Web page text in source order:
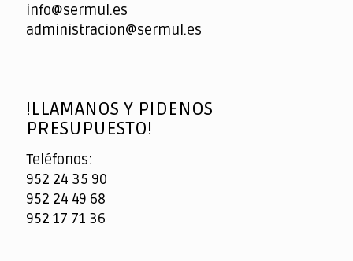
info@sermul.es
administracion@sermul.es
!LLAMANOS Y PIDENOS
PRESUPUESTO!
Teléfonos:
952 24 35 90
952 24 49 68
952 17 71 36